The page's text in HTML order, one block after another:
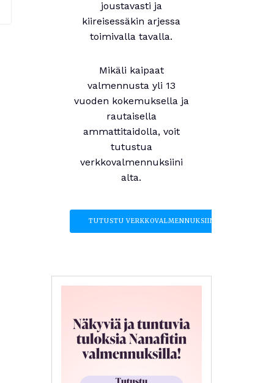
joustavasti ja
kiireisessäkin arjessa
toimivalla tavalla.
Mikäli kaipaat
valmennusta yli 13
vuoden kokemuksella ja
rautaisella
ammattitaidolla, voit
tutustua
verkkovalmennuksiini
alta.
TUTUSTU VERKKOVALMENNUKSIIN